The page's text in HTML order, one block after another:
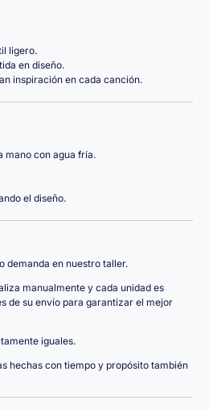
ligero.
en diseño.
inspiración en cada canción.
mano con agua fría.
el diseño.
demanda en nuestro taller.
manualmente y cada unidad es
de su envío para garantizar el mejor
iguales.
hechas con tiempo y propósito también